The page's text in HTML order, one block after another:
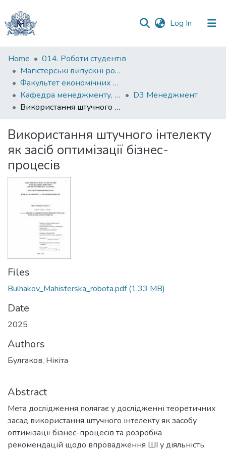
Log In (current)
Communities
&
Collections
All of DSpace
Statistics
Home
014. Роботи студентів
Магістерські випускні роботи
Факультет економічних наук
Кафедра менеджменту, маркетингу та підприємництва
D3 Менеджмент
Використання штучного інтелекту як засіб оптимізації бізнес-процесів
Використання штучного інтелекту
як засіб оптимізації бізнес-
процесів
Files
Bulhakov_Mahisterska_robota.pdf(1.33 MB)
Date
2025
Authors
Булгаков, Нікіта
Abstract
Мета дослідження полягає у дослідженні теоретичних
засад використання штучного інтелекту як засобу
оптимізації бізнес-процесів та розробка
рекомендацій щодо впровадження ШІ у діяльність